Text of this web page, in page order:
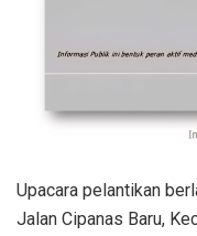
Upacara pelantikan
Jalan Cipanas Baru,